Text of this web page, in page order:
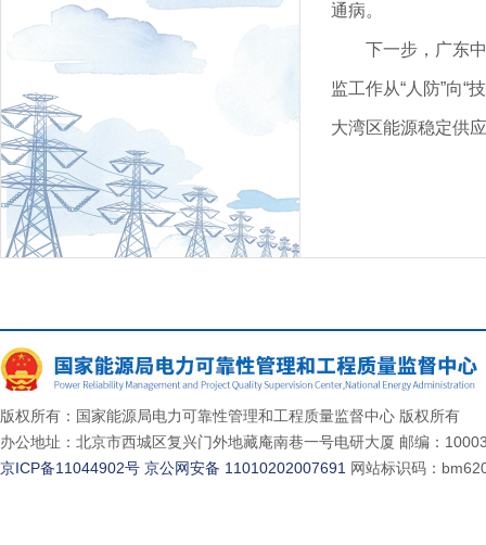
通病。
下一步，广东
监工作从“人防”向“
大湾区能源稳定供
版权所有：国家能源局电力可靠性管理和工程质量监督中心 版权所有
办公地址：北京市西城区复兴门外地藏庵南巷一号电研大厦 邮编：
京ICP备11044902号 京公网安备 11010202007691 网站标识码：